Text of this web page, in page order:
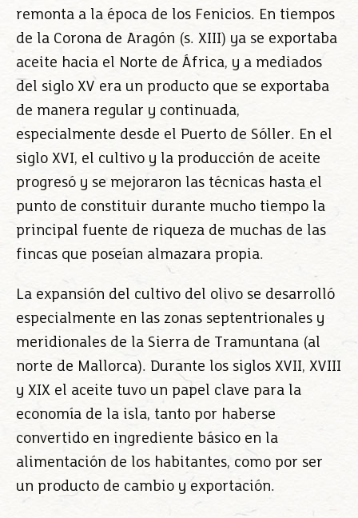
remonta a la época de los Fenicios. En tiempos
de la Corona de Aragón (s. XIII) ya se exportaba
aceite hacia el Norte de África, y a mediados
del siglo XV era un producto que se exportaba
de manera regular y continuada,
especialmente desde el Puerto de Sóller. En el
siglo XVI, el cultivo y la producción de aceite
progresó y se mejoraron las técnicas hasta el
punto de constituir durante mucho tiempo la
principal fuente de riqueza de muchas de las
fincas que poseían almazara propia.
La expansión del cultivo del olivo se desarrolló
especialmente en las zonas septentrionales y
meridionales de la Sierra de Tramuntana (al
norte de Mallorca). Durante los siglos XVII, XVIII
y XIX el aceite tuvo un papel clave para la
economía de la isla, tanto por haberse
convertido en ingrediente básico en la
alimentación de los habitantes, como por ser
un producto de cambio y exportación.